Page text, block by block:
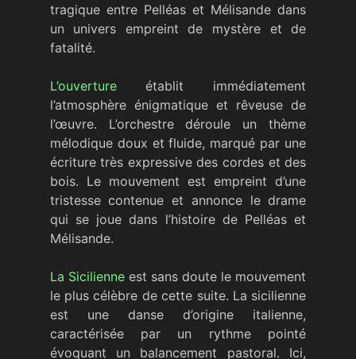
tragique entre Pelléas et Mélisande dans
un univers empreint de mystère et de
fatalité.
L’ouvertureétablit immédiatement
l’atmosphère énigmatique et rêveuse de
l’œuvre. L’orchestre déroule un thème
mélodique doux et fluide, marqué par une
écriture très expressive des cordes et des
bois. Le mouvement est empreint d’une
tristesse contenue et annonce le drame
qui se joue dans l’histoire de Pelléas et
Mélisande.
La Sicilienne est sans doute le mouvement
le plus célèbre de cette suite. La sicilienne
est une danse d’origine italienne,
caractérisée par un rythme pointé
évoquant un balancement pastoral. Ici,